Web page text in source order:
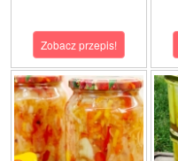
Zobacz przepis!